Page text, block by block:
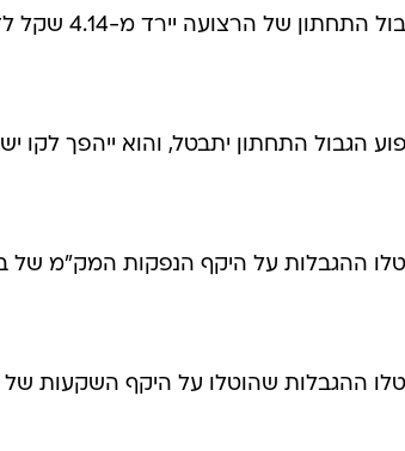
התחתון של הרצועה יירד מ-4.14 שקל לדולר ל-4.10
הגבול התחתון יתבטל, והוא ייהפך לקו
ההגבלות על היקף הנפקות המק"מ של
ההגבלות שהוטלו על היקף השקעות של